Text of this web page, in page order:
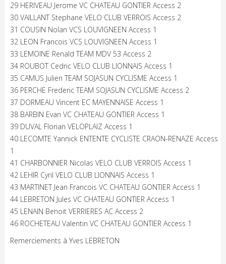
29 HERIVEAU Jerome VC CHATEAU GONTIER Access 2
30 VAILLANT Stephane VELO CLUB VERROIS Access 2
31 COUSIN Nolan VCS LOUVIGNEEN Access 1
32 LEON Francois VCS LOUVIGNEEN Access 1
33 LEMOINE Renald TEAM MDV 53 Access 2
34 ROUBOT Cedric VELO CLUB LIONNAIS Access 1
35 CAMUS Julien TEAM SOJASUN CYCLISME Access 1
36 PERCHE Frederic TEAM SOJASUN CYCLISME Access 2
37 DORMEAU Vincent EC MAYENNAISE Access 1
38 BARBIN Evan VC CHATEAU GONTIER Access 1
39 DUVAL Florian VELOPLAIZ Access 1
40 LECOMTE Yannick ENTENTE CYCLISTE CRAON-RENAZE Access
1
41 CHARBONNIER Nicolas VELO CLUB VERROIS Access 1
42 LEHIR Cyril VELO CLUB LIONNAIS Access 1
43 MARTINET Jean Francois VC CHATEAU GONTIER Access 1
44 LEBRETON Jules VC CHATEAU GONTIER Access 1
45 LENAIN Benoit VERRIERES AC Access 2
46 ROCHETEAU Valentin VC CHATEAU GONTIER Access 1
Remerciements à Yves LEBRETON